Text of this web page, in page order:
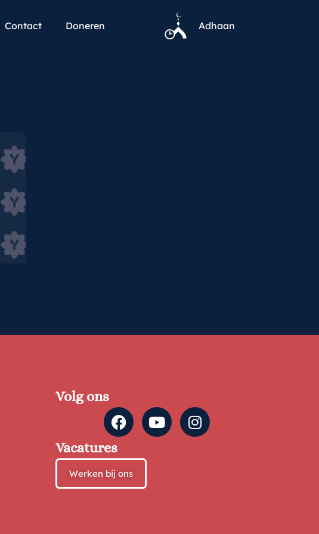
Contact Doneren Adhaan
Volg ons
Vacatures
Werken bij ons